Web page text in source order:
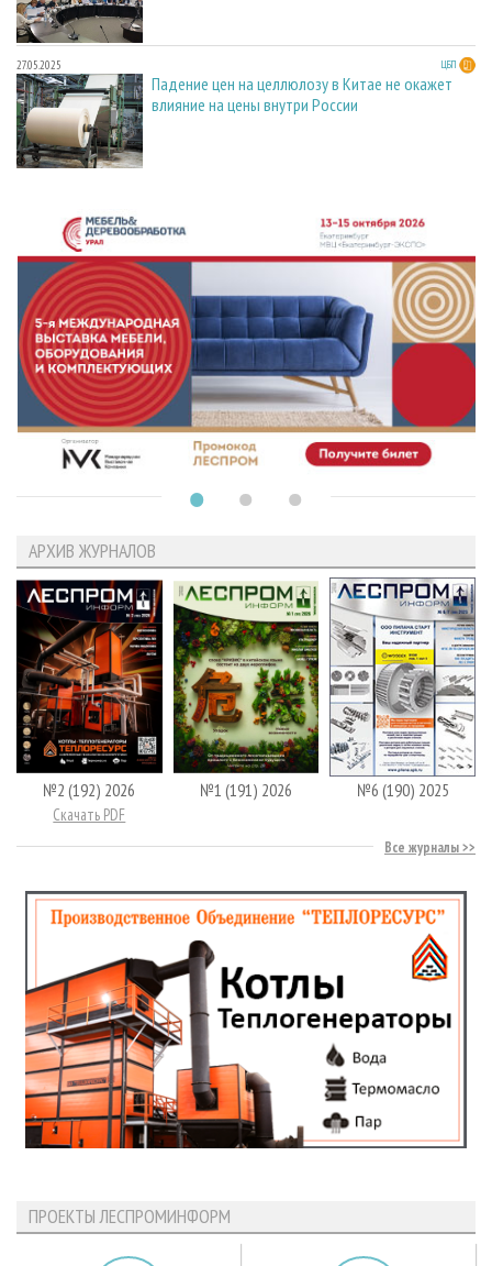
27.05.2025 ЦБП
Падение цен на целлюлозу в Китае не окажет
влияние на цены внутри России
АРХИВ ЖУРНАЛОВ
№2 (192) 2026
Скачать PDF
№1 (191) 2026 №6 (190) 2025
Все журналы
ПРОЕКТЫ ЛЕСПРОМИНФОРМ